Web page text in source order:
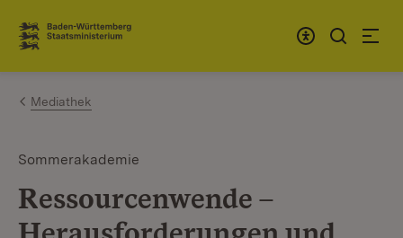
Zum Inhalt springen
Link zur Startseite
Mediathek
Sommerakademie
Ressourcenwende –